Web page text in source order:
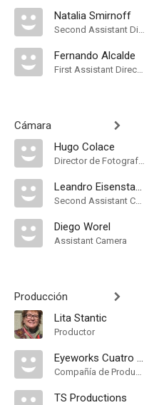
Natalia Smirnoff
Second Assistant Director
Fernando Alcalde
First Assistant Director
Cámara
Hugo Colace
Director de Fotografía, Camera Operator
Leandro Eisenstaedt
Second Assistant Camera
Diego Worel
Assistant Camera
Producción
Lita Stantic
Productor
Eyeworks Cuatro Cabezas
Compañía de Produccion
TS Productions